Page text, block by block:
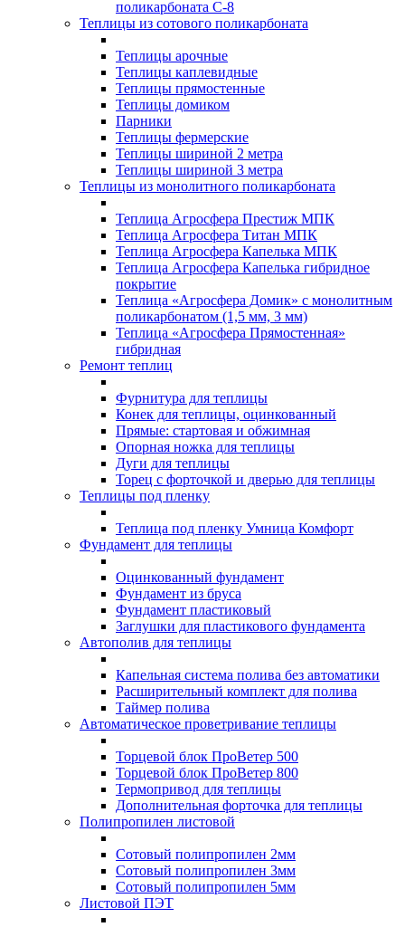
поликарбоната С-8
Теплицы из сотового поликарбоната
Теплицы арочные
Теплицы каплевидные
Теплицы прямостенные
Теплицы домиком
Парники
Теплицы фермерские
Теплицы шириной 2 метра
Теплицы шириной 3 метра
Теплицы из монолитного поликарбоната
Теплица Агросфера Престиж МПК
Теплица Агросфера Титан МПК
Теплица Агросфера Капелька МПК
Теплица Агросфера Капелька гибридное
покрытие
Теплица «Агросфера Домик» с монолитным
поликарбонатом (1,5 мм, 3 мм)
Теплица «Агросфера Прямостенная»
гибридная
Ремонт теплиц
Фурнитура для теплицы
Конек для теплицы, оцинкованный
Прямые: стартовая и обжимная
Опорная ножка для теплицы
Дуги для теплицы
Торец с форточкой и дверью для теплицы
Теплицы под пленку
Теплица под пленку Умница Комфорт
Фундамент для теплицы
Оцинкованный фундамент
Фундамент из бруса
Фундамент пластиковый
Заглушки для пластикового фундамента
Автополив для теплицы
Капельная система полива без автоматики
Расширительный комплект для полива
Таймер полива
Автоматическое проветривание теплицы
Торцевой блок ПроВетер 500
Торцевой блок ПроВетер 800
Термопривод для теплицы
Дополнительная форточка для теплицы
Полипропилен листовой
Сотовый полипропилен 2мм
Сотовый полипропилен 3мм
Сотовый полипропилен 5мм
Листовой ПЭТ